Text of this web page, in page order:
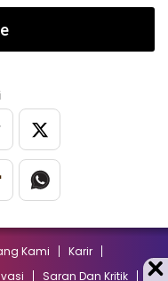
Kami
Karir
Saran Dan Kritik